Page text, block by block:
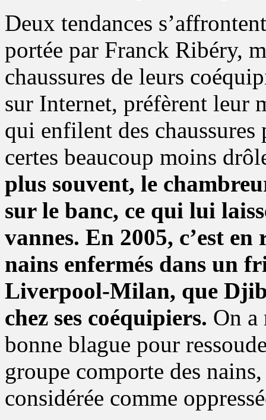
Deux tendances
portée par Franck Ribéry,
chaussures de leurs
sur Internet, préfèrent leur
qui enfilent des chaussures
certes beaucoup moins
plus souvent, le
sur le banc, ce qui lui
vannes. En 2005, c’est
nains enfermés dans un
Liverpool-Milan, que
chez ses coéquipiers. On a
bonne blague pour
groupe comporte des
considérée comme